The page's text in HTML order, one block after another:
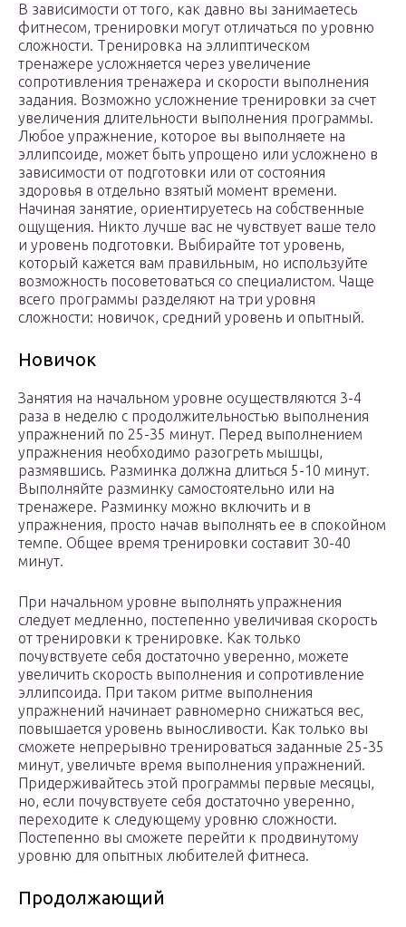
В зависимости от того, как давно вы занимаетесь
фитнесом, тренировки могут отличаться по уровню
сложности. Тренировка на эллиптическом
тренажере усложняется через увеличение
сопротивления тренажера и скорости выполнения
задания. Возможно усложнение тренировки за счет
увеличения длительности выполнения программы.
Любое упражнение, которое вы выполняете на
эллипсоиде, может быть упрощено или усложнено в
зависимости от подготовки или от состояния
здоровья в отдельно взятый момент времени.
Начиная занятие, ориентируетесь на собственные
ощущения. Никто лучше вас не чувствует ваше тело
и уровень подготовки. Выбирайте тот уровень,
который кажется вам правильным, но используйте
возможность посоветоваться со специалистом. Чаще
всего программы разделяют на три уровня
сложности: новичок, средний уровень и опытный.
Новичок
Занятия на начальном уровне осуществляются 3-4
раза в неделю с продолжительностью выполнения
упражнений по 25-35 минут. Перед выполнением
упражнения необходимо разогреть мышцы,
размявшись. Разминка должна длиться 5-10 минут.
Выполняйте разминку самостоятельно или на
тренажере. Разминку можно включить и в
упражнения, просто начав выполнять ее в спокойном
темпе. Общее время тренировки составит 30-40
минут.
При начальном уровне выполнять упражнения
следует медленно, постепенно увеличивая скорость
от тренировки к тренировке. Как только
почувствуете себя достаточно уверенно, можете
увеличить скорость выполнения и сопротивление
эллипсоида. При таком ритме выполнения
упражнений начинает равномерно снижаться вес,
повышается уровень выносливости. Как только вы
сможете непрерывно тренироваться заданные 25-35
минут, увеличьте время выполнения упражнений.
Придерживайтесь этой программы первые месяцы,
но, если почувствуете себя достаточно уверенно,
переходите к следующему уровню сложности.
Постепенно вы сможете перейти к продвинутому
уровню для опытных любителей фитнеса.
Продолжающий